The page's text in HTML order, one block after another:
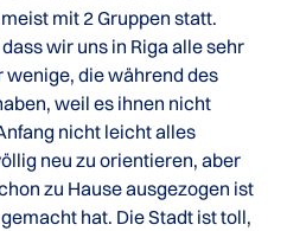
mit 2 Gruppen statt.
wir uns in Riga alle sehr
wenige, die während des
weil es ihnen nicht
nicht leicht alles
neu zu orientieren, aber
zu Hause ausgezogen ist
hat. Die Stadt ist toll,